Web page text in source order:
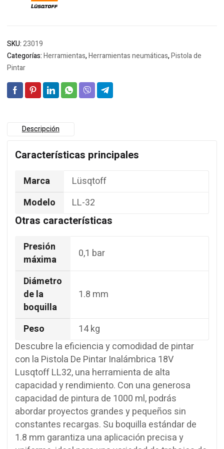
SKU:23019
Categorías:Herramientas,Herramientas neumáticas,Pistola de
Pintar
Descripción
Características principales
Marca
Lüsqtoff
Modelo
LL-32
Otras características
Presión
máxima
0,1 bar
Diámetro
de la
boquilla
1.8 mm
Peso
14 kg
Descubre la eficiencia y comodidad de pintar
con la Pistola De Pintar Inalámbrica 18V
Lusqtoff LL32, una herramienta de alta
capacidad y rendimiento. Con una generosa
capacidad de pintura de 1000 ml, podrás
abordar proyectos grandes y pequeños sin
constantes recargas. Su boquilla estándar de
1.8 mm garantiza una aplicación precisa y